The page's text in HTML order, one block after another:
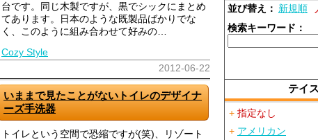
台です。同じ木製ですが、黒でシックにまとめ
てあります。日本のような既製品ばかりでな
く、このように組み合わせて好みの…
Cozy Style
2012-06-22
いままで見たことがないトイレのデザイナ
ーズ手洗器
トイレという空間で恐縮ですが(笑)、リゾート
並び替え： 新規順
検索キーワード：
テイ
+ 指定なし
+ アメリカン